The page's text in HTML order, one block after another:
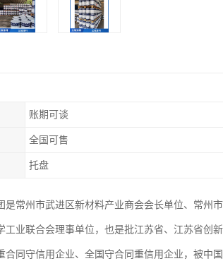
账期可谈
全国可售
托盘
是常州市武进区新材料产业商会会长单位、常州
工业联合会理事单位，也是批江苏省、江苏省创
合同守信用企业、全国守合同重信用企业，被中